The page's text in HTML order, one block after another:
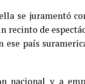
se juramentó
recinto de
país
nacional y a